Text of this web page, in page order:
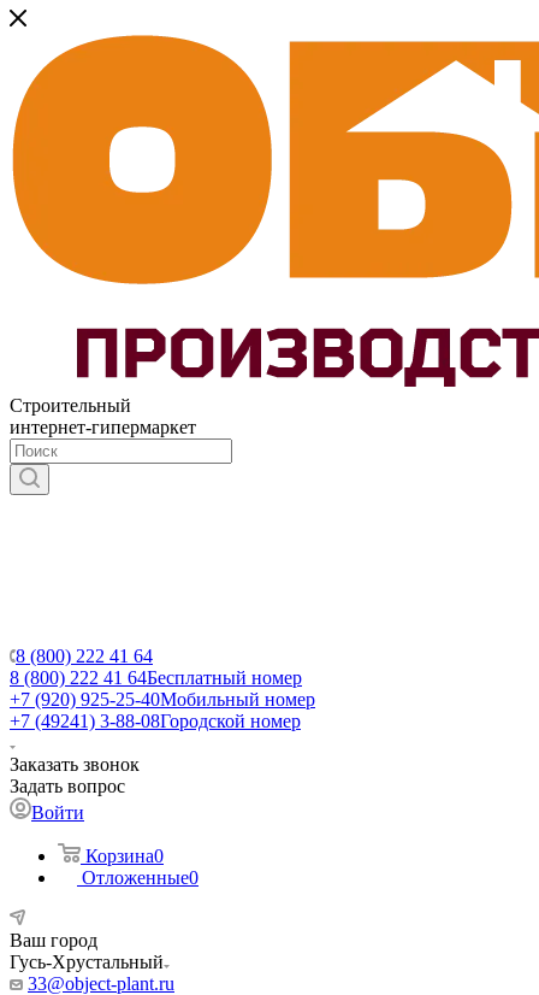
Строительный
интернет-гипермаркет
8 (800) 222 41 64
8 (800) 222 41 64Бесплатный номер
+7 (920) 925-25-40Мобильный номер
+7 (49241) 3-88-08Городской номер
Заказать звонок
Задать вопрос
Войти
Корзина0
Отложенные0
Ваш город
Гусь-Хрустальный
33@object-plant.ru